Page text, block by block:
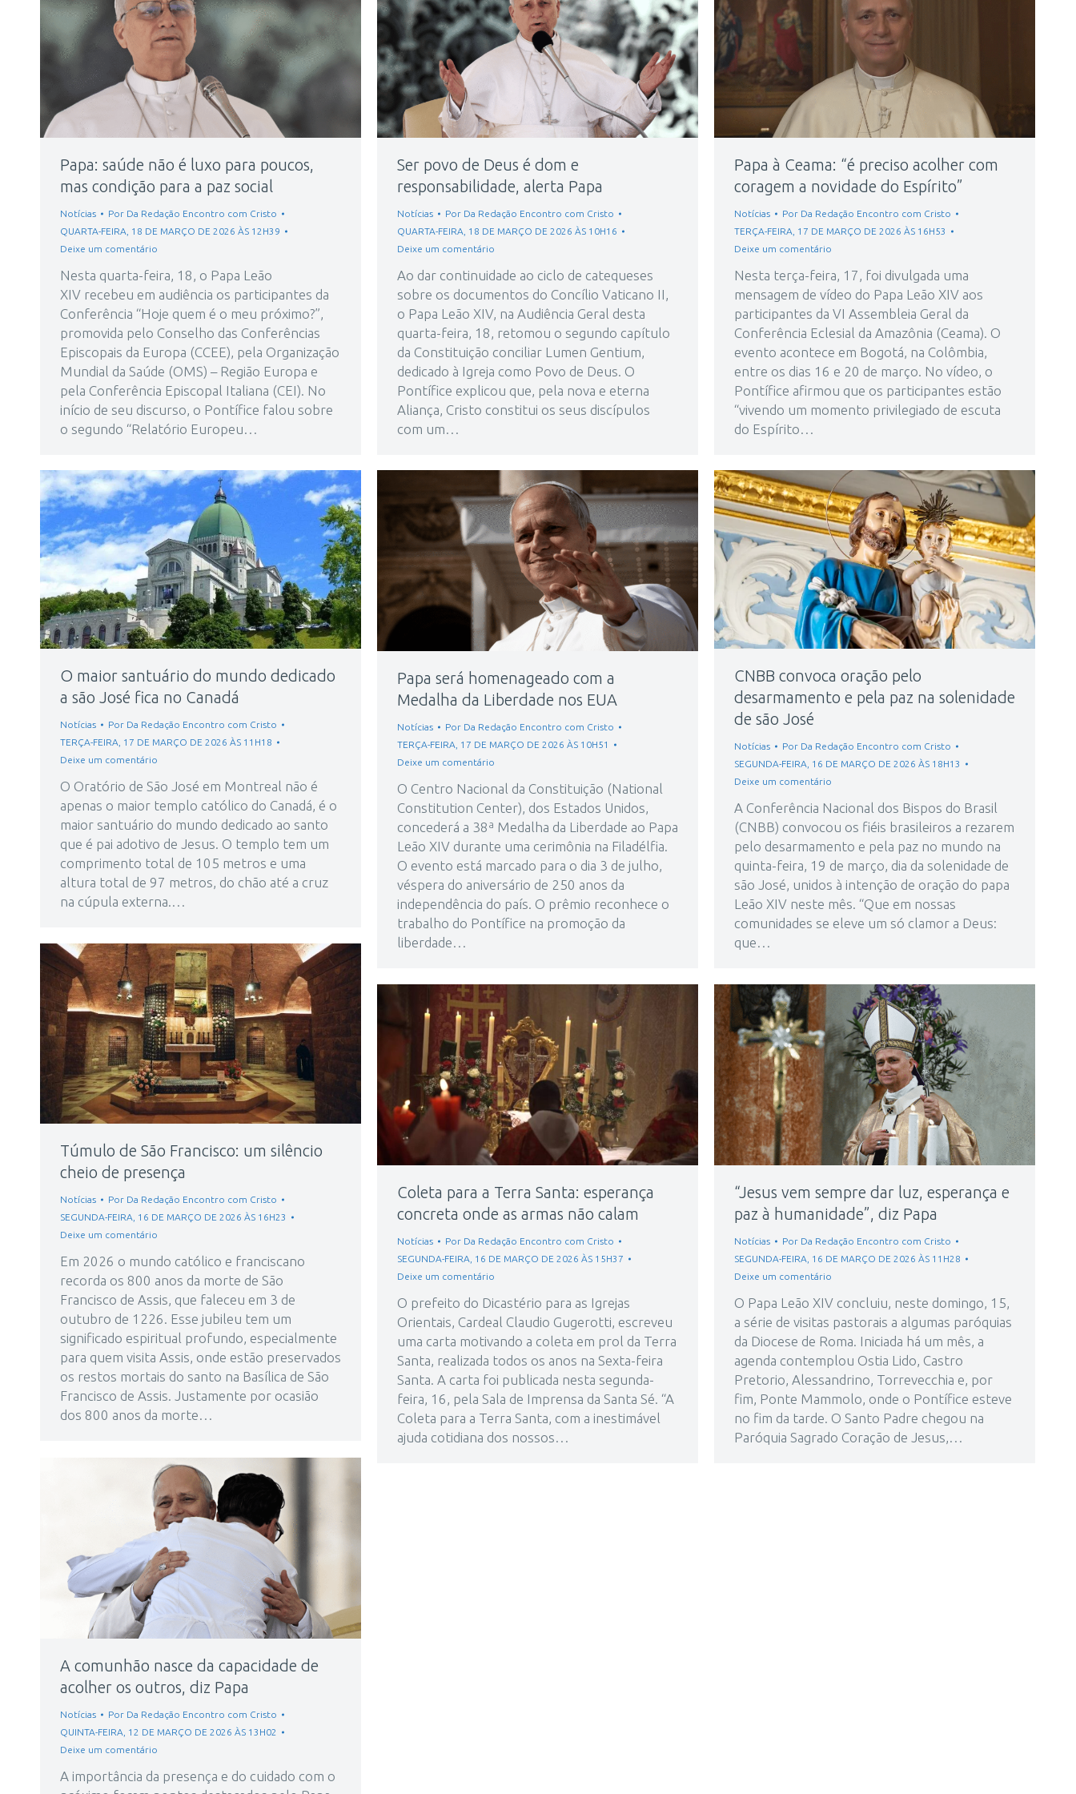
Papa: saúde não é luxo para poucos,
mas condição para a paz social
Notícias Por Da Redação Encontro com Cristo
QUARTA-FEIRA, 18 DE MARÇO DE 2026 ÀS 12H39
Deixe um comentário
Nesta quarta-feira, 18, o Papa Leão
XIV recebeu em audiência os participantes da
Conferência “Hoje quem é o meu próximo?”,
promovida pelo Conselho das Conferências
Episcopais da Europa (CCEE), pela Organização
Mundial da Saúde (OMS) – Região Europa e
pela Conferência Episcopal Italiana (CEI). No
início de seu discurso, o Pontífice falou sobre
o segundo “Relatório Europeu…
Ser povo de Deus é dom e
responsabilidade, alerta Papa
Notícias Por Da Redação Encontro com Cristo
QUARTA-FEIRA, 18 DE MARÇO DE 2026 ÀS 10H16
Deixe um comentário
Ao dar continuidade ao ciclo de catequeses
sobre os documentos do Concílio Vaticano II,
o Papa Leão XIV, na Audiência Geral desta
quarta-feira, 18, retomou o segundo capítulo
da Constituição conciliar Lumen Gentium,
dedicado à Igreja como Povo de Deus. O
Pontífice explicou que, pela nova e eterna
Aliança, Cristo constitui os seus discípulos
com um…
Papa à Ceama: “é preciso acolher com
coragem a novidade do Espírito”
Notícias Por Da Redação Encontro com Cristo
TERÇA-FEIRA, 17 DE MARÇO DE 2026 ÀS 16H53
Deixe um comentário
Nesta terça-feira, 17, foi divulgada uma
mensagem de vídeo do Papa Leão XIV aos
participantes da VI Assembleia Geral da
Conferência Eclesial da Amazônia (Ceama). O
evento acontece em Bogotá, na Colômbia,
entre os dias 16 e 20 de março. No vídeo, o
Pontífice afirmou que os participantes estão
“vivendo um momento privilegiado de escuta
do Espírito…
O maior santuário do mundo dedicado
a são José fica no Canadá
Notícias Por Da Redação Encontro com Cristo
TERÇA-FEIRA, 17 DE MARÇO DE 2026 ÀS 11H18
Deixe um comentário
O Oratório de São José em Montreal não é
apenas o maior templo católico do Canadá, é o
maior santuário do mundo dedicado ao santo
que é pai adotivo de Jesus. O templo tem um
comprimento total de 105 metros e uma
altura total de 97 metros, do chão até a cruz
na cúpula externa.…
Papa será homenageado com a
Medalha da Liberdade nos EUA
Notícias Por Da Redação Encontro com Cristo
TERÇA-FEIRA, 17 DE MARÇO DE 2026 ÀS 10H51
Deixe um comentário
O Centro Nacional da Constituição (National
Constitution Center), dos Estados Unidos,
concederá a 38ª Medalha da Liberdade ao Papa
Leão XIV durante uma cerimônia na Filadélfia.
O evento está marcado para o dia 3 de julho,
véspera do aniversário de 250 anos da
independência do país. O prêmio reconhece o
trabalho do Pontífice na promoção da
liberdade…
CNBB convoca oração pelo
desarmamento e pela paz na solenidade
de são José
Notícias Por Da Redação Encontro com Cristo
SEGUNDA-FEIRA, 16 DE MARÇO DE 2026 ÀS 18H13
Deixe um comentário
A Conferência Nacional dos Bispos do Brasil
(CNBB) convocou os fiéis brasileiros a rezarem
pelo desarmamento e pela paz no mundo na
quinta-feira, 19 de março, dia da solenidade de
são José, unidos à intenção de oração do papa
Leão XIV neste mês. “Que em nossas
comunidades se eleve um só clamor a Deus:
que…
Túmulo de São Francisco: um silêncio
cheio de presença
Notícias Por Da Redação Encontro com Cristo
SEGUNDA-FEIRA, 16 DE MARÇO DE 2026 ÀS 16H23
Deixe um comentário
Em 2026 o mundo católico e franciscano
recorda os 800 anos da morte de São
Francisco de Assis, que faleceu em 3 de
outubro de 1226. Esse jubileu tem um
significado espiritual profundo, especialmente
para quem visita Assis, onde estão preservados
os restos mortais do santo na Basílica de São
Francisco de Assis. Justamente por ocasião
dos 800 anos da morte…
Coleta para a Terra Santa: esperança
concreta onde as armas não calam
Notícias Por Da Redação Encontro com Cristo
SEGUNDA-FEIRA, 16 DE MARÇO DE 2026 ÀS 15H37
Deixe um comentário
O prefeito do Dicastério para as Igrejas
Orientais, Cardeal Claudio Gugerotti, escreveu
uma carta motivando a coleta em prol da Terra
Santa, realizada todos os anos na Sexta-feira
Santa. A carta foi publicada nesta segunda-
feira, 16, pela Sala de Imprensa da Santa Sé. “A
Coleta para a Terra Santa, com a inestimável
ajuda cotidiana dos nossos…
“Jesus vem sempre dar luz, esperança e
paz à humanidade”, diz Papa
Notícias Por Da Redação Encontro com Cristo
SEGUNDA-FEIRA, 16 DE MARÇO DE 2026 ÀS 11H28
Deixe um comentário
O Papa Leão XIV concluiu, neste domingo, 15,
a série de visitas pastorais a algumas paróquias
da Diocese de Roma. Iniciada há um mês, a
agenda contemplou Ostia Lido, Castro
Pretorio, Alessandrino, Torrevecchia e, por
fim, Ponte Mammolo, onde o Pontífice esteve
no fim da tarde. O Santo Padre chegou na
Paróquia Sagrado Coração de Jesus,…
A comunhão nasce da capacidade de
acolher os outros, diz Papa
Notícias Por Da Redação Encontro com Cristo
QUINTA-FEIRA, 12 DE MARÇO DE 2026 ÀS 13H02
Deixe um comentário
A importância da presença e do cuidado com o